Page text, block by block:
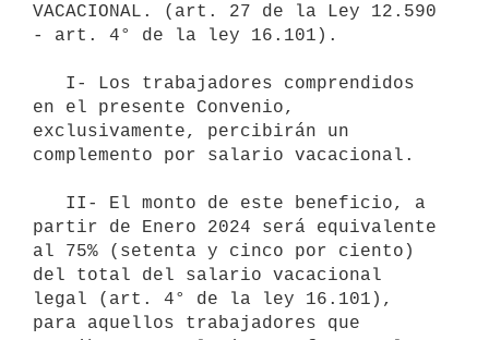
VACACIONAL. (art. 27 de la Ley 12.590
- art. 4° de la ley 16.101).
en el presente Convenio,
exclusivamente, percibirán un
complemento por salario vacacional.
partir de Enero 2024 será equivalente
al 75% (setenta y cinco por ciento)
del total del salario vacacional
legal (art. 4° de la ley 16.101),
para aquellos trabajadores que